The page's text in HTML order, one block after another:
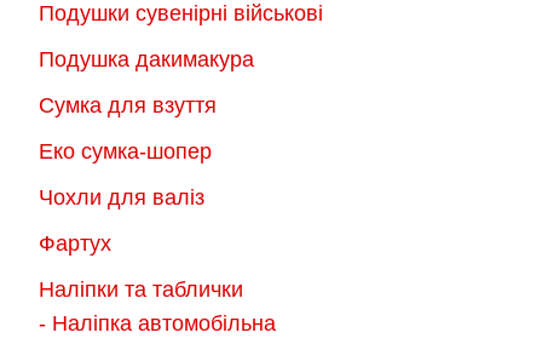
Подушки сувенірні військові
Подушка дакимакура
Сумка для взуття
Еко сумка-шопер
Чохли для валіз
Фартух
Наліпки та таблички
- Наліпка автомобільна